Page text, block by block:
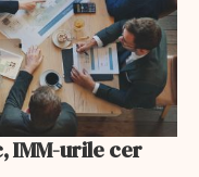
IMM-urile cer